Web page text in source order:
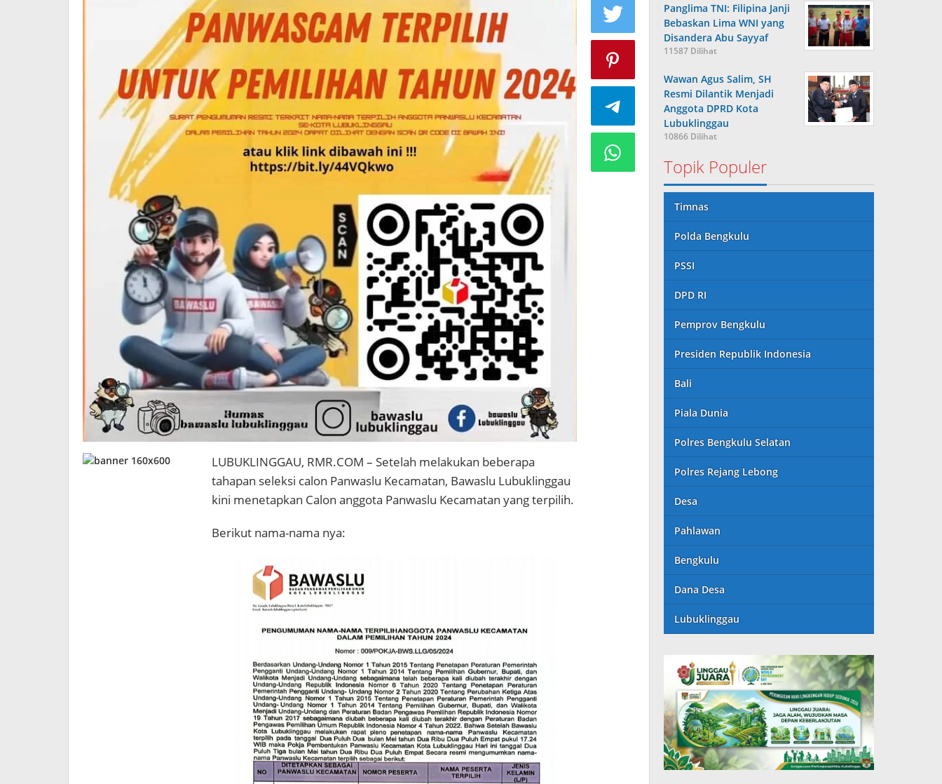
LUBUKLINGGAU, RMR.COM – Setelah melakukan beberapa
tahapan seleksi calon Panwaslu Kecamatan, Bawaslu Lubuklinggau
kini menetapkan Calon anggota Panwaslu Kecamatan yang terpilih.
Berikut nama-nama nya:
Panglima TNI: Filipina Janji
Bebaskan Lima WNI yang
Disandera Abu Sayyaf
11587 Dilihat
Wawan Agus Salim, SH
Resmi Dilantik Menjadi
Anggota DPRD Kota
Lubuklinggau
10866 Dilihat
Topik Populer
Timnas
Polda Bengkulu
PSSI
DPD RI
Pemprov Bengkulu
Presiden Republik Indonesia
Bali
Piala Dunia
Polres Bengkulu Selatan
Polres Rejang Lebong
Desa
Pahlawan
Bengkulu
Dana Desa
Lubuklinggau